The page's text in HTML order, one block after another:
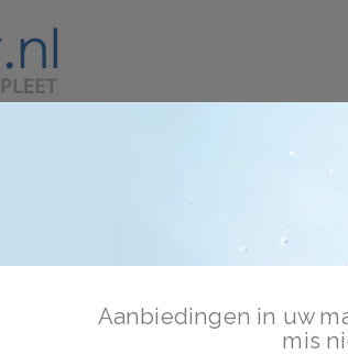
Haarverzorging
account / inloggenAanbiedingen in uw
mis